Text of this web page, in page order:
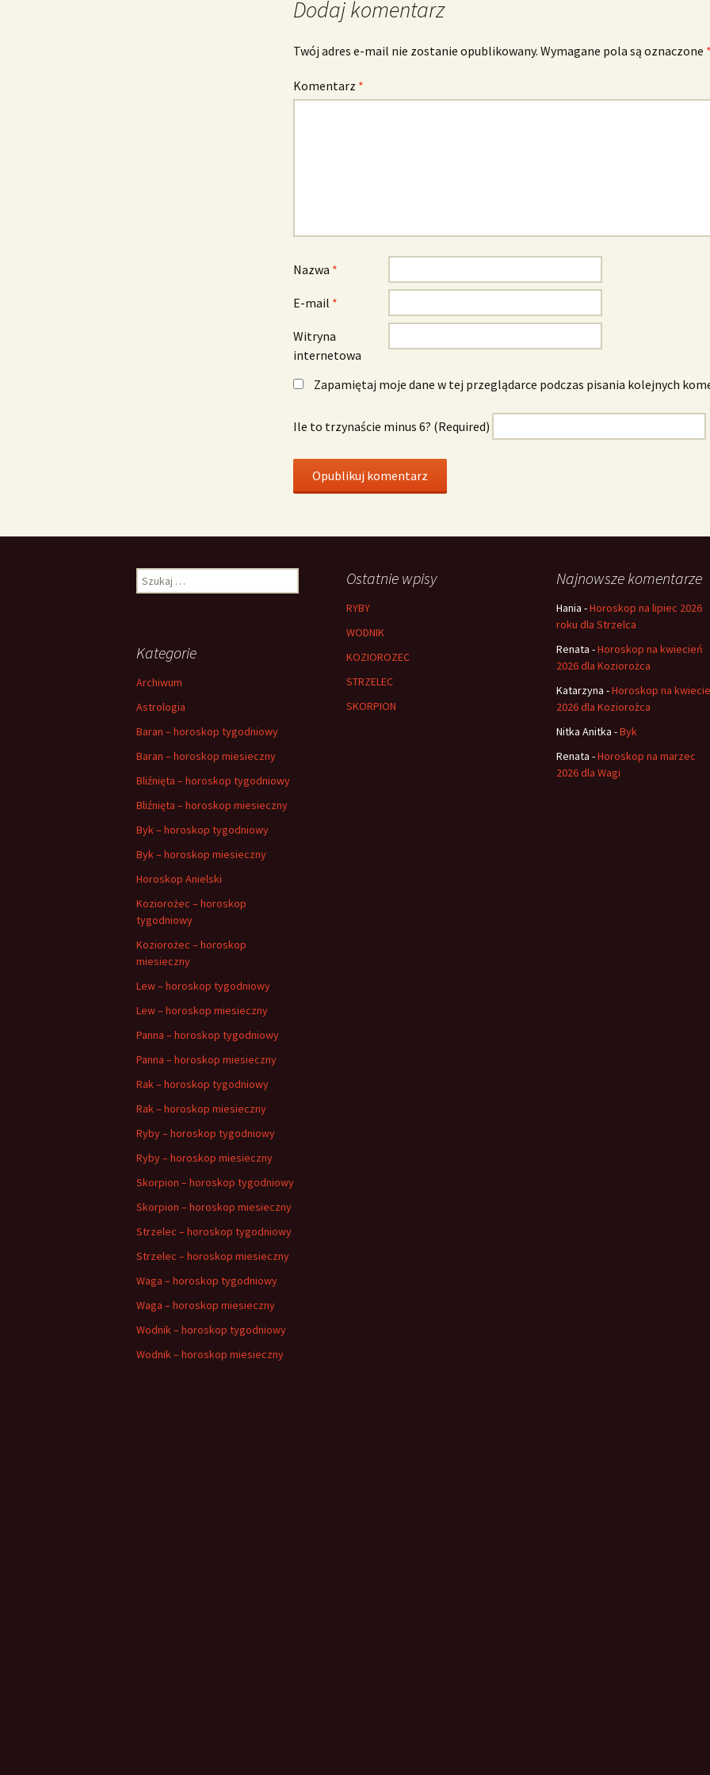
Dodaj komentarz
Twój adres e-mail nie zostanie opublikowany. Wymagane pola są oznaczone
Komentarz *
Nazwa *
E-mail *
Witryna
internetowa
Zapamiętaj moje dane w tej przeglądarce podczas pisania kolejnych
Ile to trzynaście minus 6? (Required)
Szukaj: Ostatnie wpisy
RYBY
WODNIK
KOZIOROZEC
STRZELEC
SKORPION
Najnowsze komentarze
Hania -Horoskop na lipiec 2026
roku dla Strzelca
Renata -Horoskop na kwiecień
2026 dla Koziorożca
Katarzyna -Horoskop na
2026 dla Koziorożca
Nitka Anitka -Byk
Renata -Horoskop na marzec
2026 dla Wagi
Kategorie
Archiwum
Astrologia
Baran – horoskop tygodniowy
Baran – horoskop miesieczny
Bliźnięta – horoskop tygodniowy
Bliźnięta – horoskop miesieczny
Byk – horoskop tygodniowy
Byk – horoskop miesieczny
Horoskop Anielski
Koziorożec – horoskop
tygodniowy
Koziorożec – horoskop
miesieczny
Lew – horoskop tygodniowy
Lew – horoskop miesieczny
Panna – horoskop tygodniowy
Panna – horoskop miesieczny
Rak – horoskop tygodniowy
Rak – horoskop miesieczny
Ryby – horoskop tygodniowy
Ryby – horoskop miesieczny
Skorpion – horoskop tygodniowy
Skorpion – horoskop miesieczny
Strzelec – horoskop tygodniowy
Strzelec – horoskop miesieczny
Waga – horoskop tygodniowy
Waga – horoskop miesieczny
Wodnik – horoskop tygodniowy
Wodnik – horoskop miesieczny